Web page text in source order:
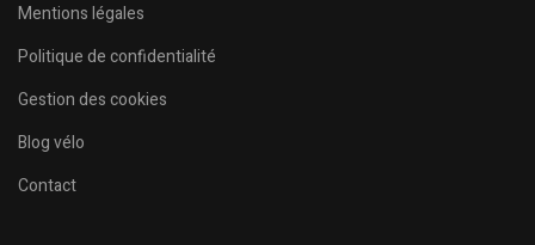
Mentions légales
Politique de confidentialité
Gestion des cookies
Blog vélo
Contact